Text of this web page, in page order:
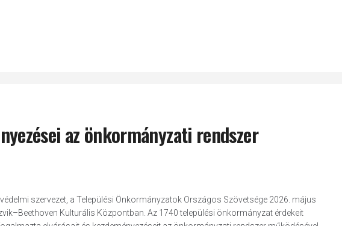
az önkormányzati rendszer
szervezet, a Települési Önkormányzatok Országos Szövetsége 2026. május
Kulturális Központban. Az 1740 települési önkormányzat érdekeit